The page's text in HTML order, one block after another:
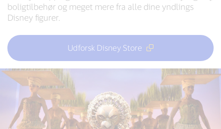
boligtilbehør og meget mere fra alle dine yndlings
Disney figurer.
Udforsk Disney Store